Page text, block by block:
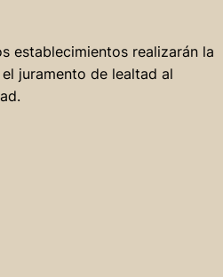
establecimientos realizarán la
juramento de lealtad al